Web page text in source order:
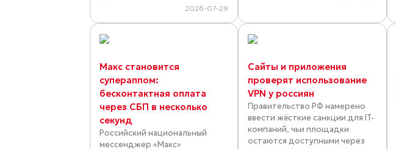
2026-07-29
Макс становится
супераппом:
бесконтактная оплата
через СБП в несколько
секунд
Российский национальный
мессенджер «Макс»
Сайты и приложения
проверят использование
VPN у россиян
Правительство РФ намерено
ввести жёсткие санкции для IT-
компаний, чьи площадки
остаются доступными через